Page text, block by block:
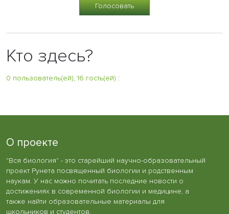
Кто здесь?
0 пользователь(ей), 16 гость(ей) :
О проекте
"Вся биология" - это старейший научно-образовательный
проект Рунета посвященный биологии и родственным
наукам. У нас можно почитать последние новости о
достижениях в современной биологии и медицине, а
также найти образовательные материалы для
школьников и студентов.